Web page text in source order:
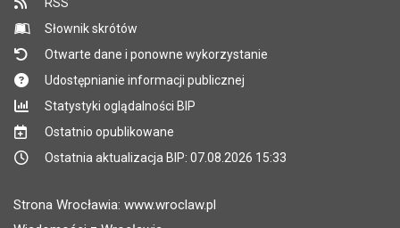
Słownik skrótów
Otwarte dane i ponowne wykorzystanie
Udostępnianie informacji publicznej
Statystyki oglądalności BIP
Ostatnio opublikowane
Ostatnia aktualizacja BIP: 07.08.2026 15:33
Strona Wrocławia: www.wroclaw.pl